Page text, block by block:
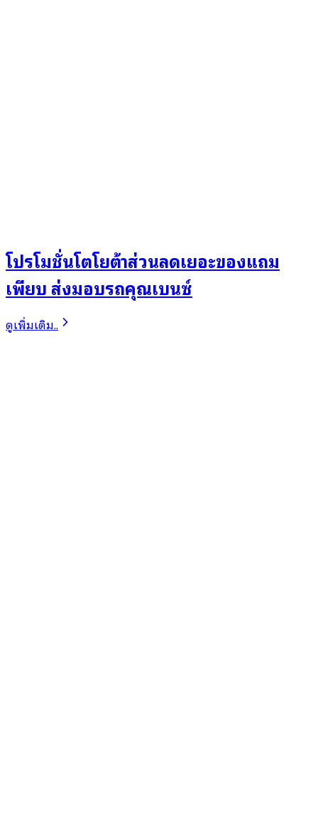
โปรโมชั่นโตโยต้าส่วนลดเยอะของแถม
เพียบ ส่งมอบรถคุณเบนซ์
ดูเพิ่มเติม..